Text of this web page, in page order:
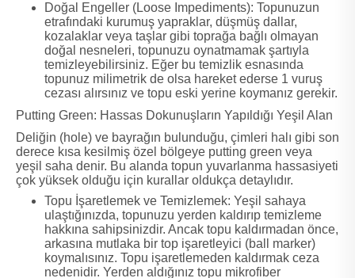
Doğal Engeller (Loose Impediments): Topunuzun
etrafındaki kurumuş yapraklar, düşmüş dallar,
kozalaklar veya taşlar gibi toprağa bağlı olmayan
doğal nesneleri, topunuzu oynatmamak şartıyla
temizleyebilirsiniz. Eğer bu temizlik esnasında
topunuz milimetrik de olsa hareket ederse 1 vuruş
cezası alırsınız ve topu eski yerine koymanız gerekir.
Putting Green: Hassas Dokunuşların Yapıldığı Yeşil Alan
Deliğin (hole) ve bayrağın bulunduğu, çimleri halı gibi son
derece kısa kesilmiş özel bölgeye putting green veya
yeşil saha denir. Bu alanda topun yuvarlanma hassasiyeti
çok yüksek olduğu için kurallar oldukça detaylıdır.
Topu İşaretlemek ve Temizlemek: Yeşil sahaya
ulaştığınızda, topunuzu yerden kaldırıp temizleme
hakkına sahipsinizdir. Ancak topu kaldırmadan önce,
arkasına mutlaka bir top işaretleyici (ball marker)
koymalısınız. Topu işaretlemeden kaldırmak ceza
nedenidir. Yerden aldığınız topu mikrofiber